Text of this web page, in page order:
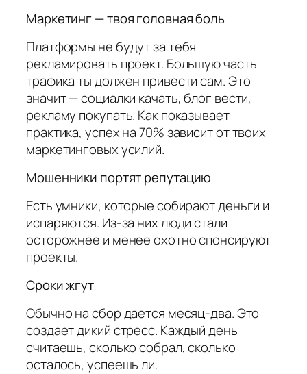
Маркетинг — твоя головная боль
Платформы не будут за тебя
рекламировать проект. Большую часть
трафика ты должен привести сам. Это
значит — социалки качать, блог вести,
рекламу покупать. Как показывает
практика, успех на 70% зависит от твоих
маркетинговых усилий.
Мошенники портят репутацию
Есть умники, которые собирают деньги и
испаряются. Из-за них люди стали
осторожнее и менее охотно спонсируют
проекты.
Сроки жгут
Обычно на сбор дается месяц-два. Это
создает дикий стресс. Каждый день
считаешь, сколько собрал, сколько
осталось, успеешь ли.